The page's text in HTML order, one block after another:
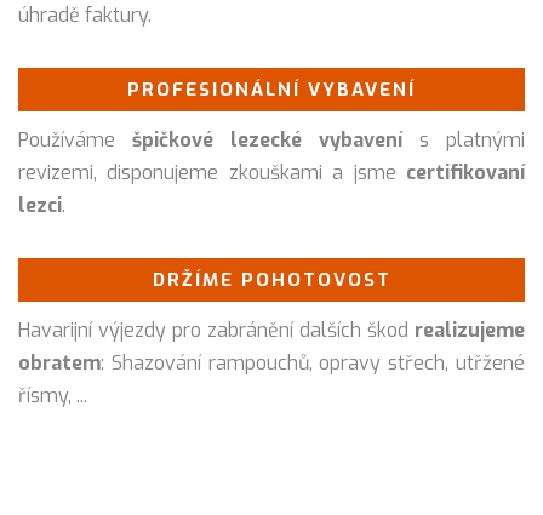
úhradě faktury.
PROFESIONÁLNÍ VYBAVENÍ
Používáme špičkové lezecké vybavenís platnými
revizemi, disponujeme zkouškami a jsme certifikovaní
lezci.
DRŽÍME POHOTOVOST
Havarijní výjezdy pro zabránění dalších škod realizujeme
obratem: Shazování rampouchů, opravy střech, utřžené
řísmy, ...